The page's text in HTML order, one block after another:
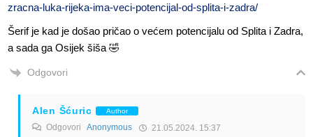
zracna-luka-rijeka-ima-veci-potencijal-od-splita-i-zadra/
Šerif je kad je došao pričao o većem potencijalu od Splita i Zadra,
a sada ga Osijek šiša 🤣
Odgovori
Alen Šćuric Author
Odgovori Anonymous 21.05.2024. 15:37